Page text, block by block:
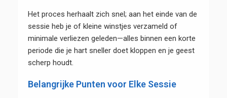
Het proces herhaalt zich snel; aan het einde van de
sessie heb je of kleine winstjes verzameld of
minimale verliezen geleden—alles binnen een korte
periode die je hart sneller doet kloppen en je geest
scherp houdt.
Belangrijke Punten voor Elke Sessie